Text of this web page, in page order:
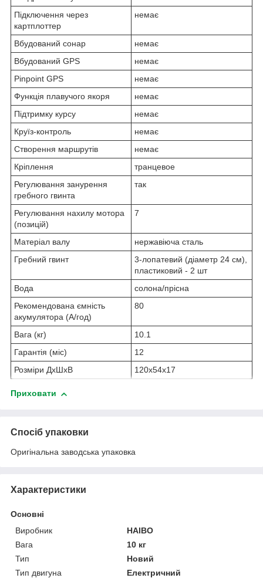
Підключення через
картплоттер
немає
Вбудований сонар
немає
Вбудований GPS
немає
Pinpoint GPS
немає
Функція плавучого якоря
немає
Підтримку курсу
немає
Круїз-контроль
немає
Створення маршрутів
немає
Кріплення
транцевое
Регулювання занурення
гребного гвинта
так
Регулювання нахилу мотора
(позицій)
7
Матеріал валу
нержавіюча сталь
Гребний гвинт
3-лопатевий (діаметр 24 см),
пластиковий - 2 шт
Вода
солона/прісна
Рекомендована ємність
акумулятора (А/год)
80
Вага (кг)
10.1
Гарантія (міс)
12
Розміри ДхШхВ
120х54х17
Приховати
Спосіб упаковки
Оригінальна заводська упаковка
Характеристики
Основні
Виробник
HAIBO
Вага
10 кг
Тип
Новий
Тип двигуна
Електричний